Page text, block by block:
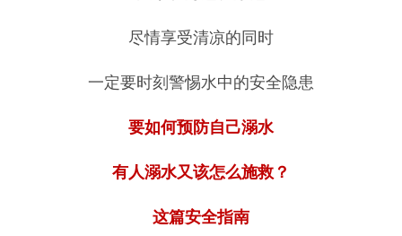
尽情享受清凉的同时
一定要时刻警惕水中的安全隐患
要如何预防自己溺水
有人溺水又该怎么施救？
这篇安全指南